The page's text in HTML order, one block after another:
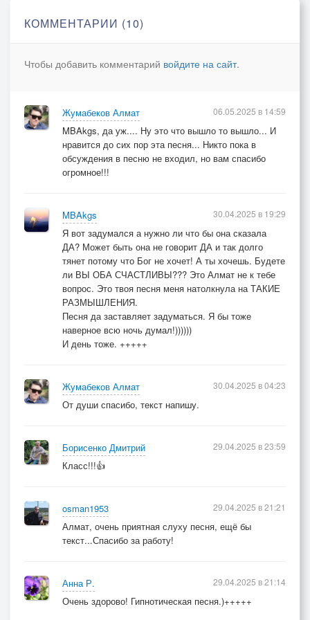
Готов я бросится в огонь
Что бы ты
Что бы ты была со мной
КОММЕНТАРИИ (10)
Чтобы добавить комментарий войдите на сайт.
Жумабеков Алмат
MBAkgs, да уж.... Ну это что вышло то вышло... И
нравится до сих пор эта песня... Никто пока в
обсуждения в песню не входил, но вам спасибо
огромное!!!
06.05.2025 в 14:59
MBAkgs
Я вот задумался а нужно ли что бы она сказала
ДА? Может быть она не говорит ДА и так долго
тянет потому что Бог не хочет! А ты хочешь. Будете
ли ВЫ ОБА СЧАСТЛИВЫ??? Это Алмат не к тебе
вопрос. Это твоя песня меня натолкнула на ТАКИЕ
РАЗМЫШЛЕНИЯ.
Песня да заставляет задуматься. Я бы тоже
наверное всю ночь думал!))))))
И день тоже. +++++
30.04.2025 в 19:29
Жумабеков Алмат
От души спасибо, текст напишу.
30.04.2025 в 04:23
Борисенко Дмитрий
Класс!!!👍
29.04.2025 в 23:59
osman1953
Алмат, очень приятная слуху песня, ещё бы
текст...Спасибо за работу!
29.04.2025 в 21:21
Анна Р.
Очень здорово! Гипнотическая песня.)+++++
29.04.2025 в 21:14